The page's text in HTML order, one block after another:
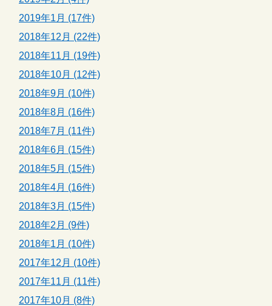
2019年1月 (17件)
2018年12月 (22件)
2018年11月 (19件)
2018年10月 (12件)
2018年9月 (10件)
2018年8月 (16件)
2018年7月 (11件)
2018年6月 (15件)
2018年5月 (15件)
2018年4月 (16件)
2018年3月 (15件)
2018年2月 (9件)
2018年1月 (10件)
2017年12月 (10件)
2017年11月 (11件)
2017年10月 (8件)